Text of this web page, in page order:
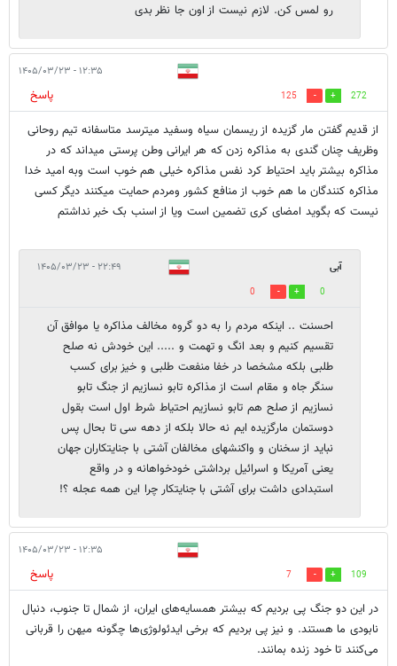
رو لمس کن. لازم نیست از اون جا نظر بدی
۱۲:۳۵ - ۱۴۰۵/۰۳/۲۳
272
125
پاسخ
از قدیم گفتن مار گزیده از ریسمان سیاه وسفید میترسد متاسفانه تیم روحانی
وظریف چنان گندی به مذاکره زدن که هر ایرانی وطن پرستی میداند که در
مذاکره بیشتر باید احتیاط کرد نفس مذاکره خیلی هم خوب است وبه امید خدا
مذاکره کنندگان ما هم خوب از منافع کشور ومردم حمایت میکنند دیگر کسی
نیست که بگوید امضای کری تضمین است ویا از اسنب بک خبر نداشتم
آبی ۲۲:۴۹ - ۱۴۰۵/۰۳/۲۳
0
0
احسنت .. اینکه مردم را به دو گروه مخالف مذاکره یا موافق آن
تقسیم کنیم و بعد انگ و تهمت و ..... این خودش نه صلح
طلبی بلکه مشخصا در خفا منفعت طلبی و خیز برای کسب
سنگر جاه و مقام است از مذاکره تابو نسازیم از جنگ تابو
نسازیم از صلح هم تابو نسازیم احتیاط شرط اول است بقول
دوستمان مارگزیده ایم نه حالا بلکه از دهه سی تا بحال پس
نباید از سخنان و واکنشهای مخالفان آشتی با جنایتکاران جهان
یعنی آمریکا و اسرائیل برداشتی خودخواهانه و در واقع
استبدادی داشت برای آشتی با جنایتکار چرا این همه عجله ؟!
۱۲:۳۵ - ۱۴۰۵/۰۳/۲۳
109
7
پاسخ
در این دو جنگ پی بردیم که بیشتر همسایه‌های ایران، از شمال تا جنوب، دنبال
نابودی ما هستند. و نیز پی بردیم که برخی ایدئولوژی‌ها چگونه میهن را قربانی
می‌کنند تا خود زنده بمانند.